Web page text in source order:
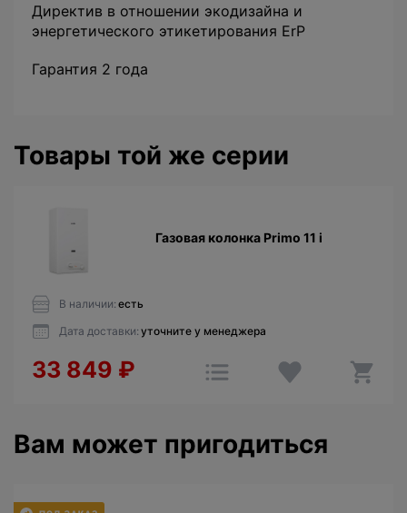
Директив в отношении экодизайна и
энергетического этикетирования ErP
Гарантия 2 года
Товары той же серии
Газовая колонка Primo 11 i
В наличии: есть
Дата доставки: уточните у менеджера
33 849 ₽
Вам может пригодиться